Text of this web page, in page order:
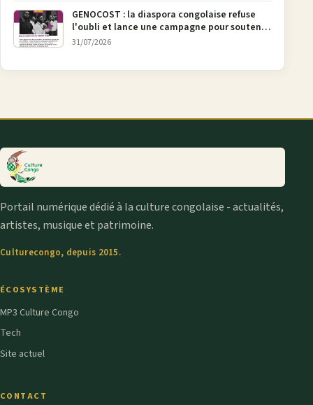
GENOCOST : la diaspora congolaise refuse
l'oubli et lance une campagne pour soutenir
la pétition FONAREV depuis Bruxelles
31/07/2026
Portail numérique dédié à la culture congolaise - actualités,
artistes, musique et patrimoine.
Culturecongo, depuis 2015.
ÉCOSYSTÈME
MP3 Culture Congo
Tech
Site actuel
CONTACT